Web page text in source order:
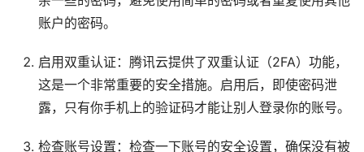
账户的密码。
启用双重认证：腾讯云提供了双重认证（2FA）功能，
这是一个非常重要的安全措施。启用后，即使密码泄
露，只有你手机上的验证码才能让别人登录你的账号。
检查账号设置：检查一下账号的安全设置，确保没有被